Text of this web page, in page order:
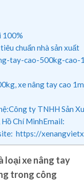
100%
chuẩn nhà sản xuất
tay-cao-500kg-cao-
xe nâng tay cao
ty TNHH
Chí MinhEmail:
https://
loại xe nâng tay
trong công